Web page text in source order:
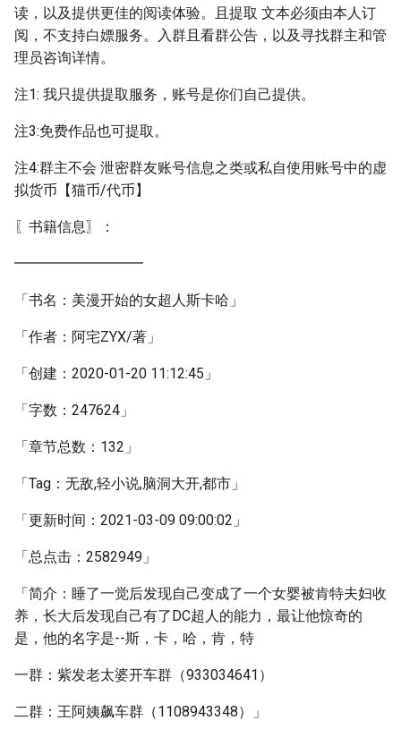
读，以及提供更佳的阅读体验。且提取 文本必须由本人订
阅，不支持白嫖服务。入群且看群公告，以及寻找群主和管
理员咨询详情。
注1: 我只提供提取服务，账号是你们自己提供。
注3:免费作品也可提取。
注4:群主不会 泄密群友账号信息之类或私自使用账号中的虚
拟货币【猫币/代币】
〖书籍信息〗：
━━━━━━━━━
「书名：美漫开始的女超人斯卡哈」
「作者：阿宅ZYX/著」
「创建：2020-01-20 11:12:45」
「字数：247624」
「章节总数：132」
「Tag：无敌,轻小说,脑洞大开,都市」
「更新时间：2021-03-09 09:00:02」
「总点击：2582949」
「简介：睡了一觉后发现自己变成了一个女婴被肯特夫妇收
养，长大后发现自己有了DC超人的能力，最让他惊奇的
是，他的名字是--斯，卡，哈，肯，特
一群：紫发老太婆开车群（933034641）
二群：王阿姨飙车群（1108943348）」